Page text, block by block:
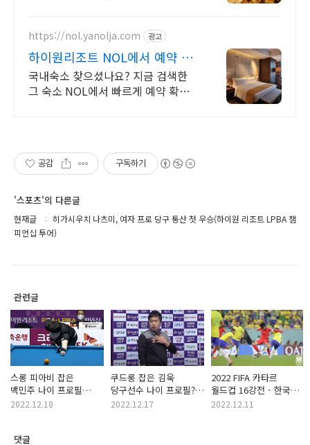
https://nol.yanolja.com 광고
하이원리조트 NOL에서 예약 매
일 NOL DRAW 추첨!
국내숙소 찾으셨나요? 지금 검색한
그 숙소 NOL에서 빠르게 예약 확정
공감 구독하기
'스포츠'의 다른글
현재글
히가시우치 나츠미, 여자 프로 당구 통산 첫 우승(하이원 리조트 LPBA 챔
피언십 투어)
관련글
스롱 피아비 잡은
백민주 나이 프로필
상금 랭킹 순위
2022.12.18
쿠드롱 잡은 김욱
당구선수 나이 프로필?
챌린지투어 출신으로
2022.12.17
2022 FIFA 카타르
월드컵 16강전 - 한국
브라질전 축구 경기결과
2022.12.11
댓글